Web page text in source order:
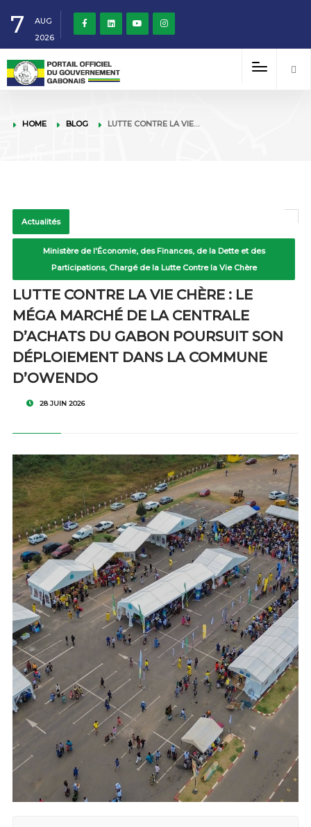
7
AUG
2026
HOME BLOG LUTTE CONTRE LA VIE…
Actualités
Ministère de l'Économie, des Finances, de la Dette et des
Participations, Chargé de la Lutte Contre la Vie Chère
LUTTE CONTRE LA VIE CHÈRE : LE
MÉGA MARCHÉ DE LA CENTRALE
D’ACHATS DU GABON POURSUIT SON
DÉPLOIEMENT DANS LA COMMUNE
D’OWENDO
28 JUIN 2026